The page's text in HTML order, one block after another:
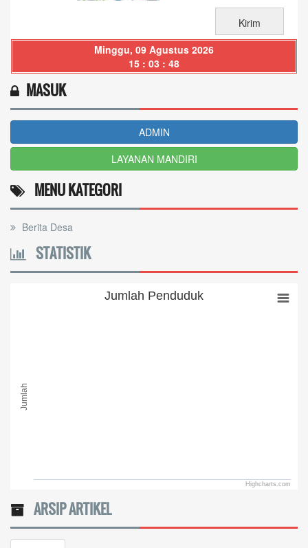
Minggu, 09 Agustus 2026
15 : 03 : 48
MASUK
ADMIN
LAYANAN MANDIRI
MENU KATEGORI
Berita Desa
STATISTIK
Jumlah
Jumlah Penduduk
Highcharts.com
ARSIP ARTIKEL